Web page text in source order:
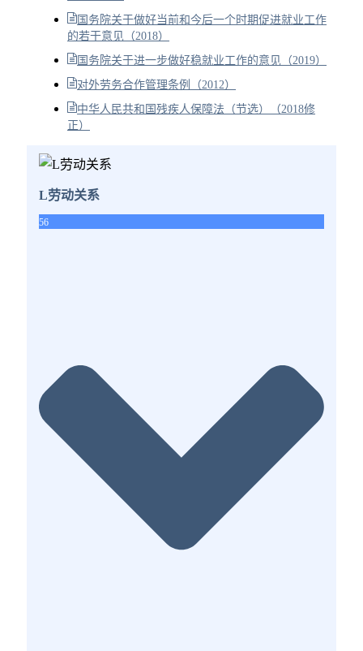
国务院关于做好当前和今后一个时期促进就业工作
的若干意见（2018）
国务院关于进一步做好稳就业工作的意见（2019）
对外劳务合作管理条例（2012）
中华人民共和国残疾人保障法（节选）（2018修
正）
L劳动关系
56